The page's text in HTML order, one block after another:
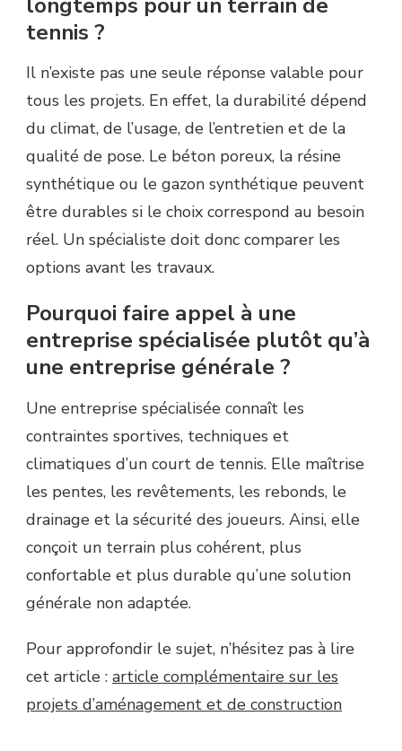
tennis ?
Il n’existe pas une seule réponse valable pour
tous les projets. En effet, la durabilité dépend
du climat, de l’usage, de l’entretien et de la
qualité de pose. Le béton poreux, la résine
synthétique ou le gazon synthétique peuvent
être durables si le choix correspond au besoin
réel. Un spécialiste doit donc comparer les
options avant les travaux.
Pourquoi faire appel à une
entreprise spécialisée plutôt qu’à
une entreprise générale ?
Une entreprise spécialisée connaît les
contraintes sportives, techniques et
climatiques d’un court de tennis. Elle maîtrise
les pentes, les revêtements, les rebonds, le
drainage et la sécurité des joueurs. Ainsi, elle
conçoit un terrain plus cohérent, plus
confortable et plus durable qu’une solution
générale non adaptée.
Pour approfondir le sujet, n’hésitez pas à lire
cet article : article complémentaire sur les
projets d’aménagement et de construction